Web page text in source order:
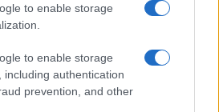
to enable storage
to enable storage
including authentication
prevention, and other
in ospedale a Catania, ma il tour
ci sono”
Ponte e Alfa: Olbia ombelico del
una notte